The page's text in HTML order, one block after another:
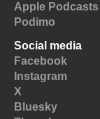
Apple Podcasts
Podimo
Social media
Facebook
Instagram
X
Bluesky